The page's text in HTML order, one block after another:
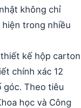
không chỉ
trong nhiều
kế hộp carton
chính xác 12
góc. Theo tiêu
học và Công